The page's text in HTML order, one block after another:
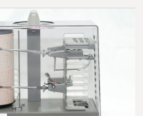
必須將每張圖像妥善歸檔。由於需要定
早期溫濕度計無法隨處使用。例如，展
空間。而且由於它們對振動和位置變化
全不適合用於運輸監控。最後但並非最
問題。由於每年都需要維護，每個測量
即使由於使用壽命長，高昂的購買價格